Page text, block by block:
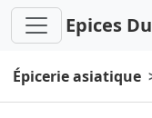
Epices
Épicerie asiatique